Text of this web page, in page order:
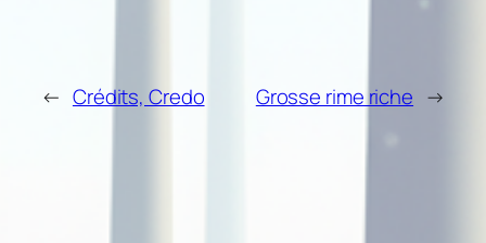
← Crédits, Credo Grosse rime riche →